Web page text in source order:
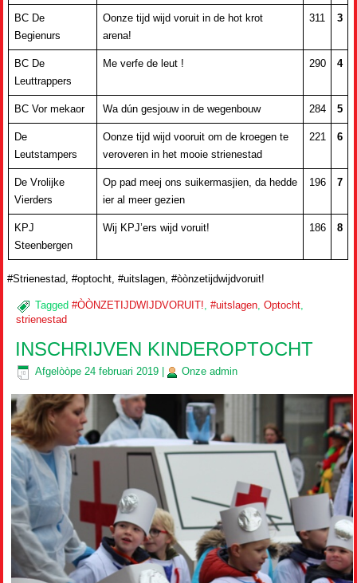
BC De
Begienurs
Oonze tijd wijd voruit in de hot krot
arena!
311 3
BC De
Leuttrappers
Me verfe de leut ! 290 4
BC Vor mekaor Wa dún gesjouw in de wegenbouw 284 5
De
Leutstampers
Oonze tijd wijd vooruit om de kroegen te
veroveren in het mooie strienestad
221 6
De Vrolijke
Vierders
Op pad meej ons suikermasjien, da hedde
ier al meer gezien
196 7
KPJ
Steenbergen
Wij KPJ’ers wijd voruit! 186 8
#Strienestad, #optocht, #uitslagen, #òònzetijdwijdvoruit!
Tagged #ÒÒNZETIJDWIJDVORUIT!,#uitslagen,Optocht,
strienestad
INSCHRIJVEN KINDEROPTOCHT
Afgelòòpe 24 februari 2019 Onze admin